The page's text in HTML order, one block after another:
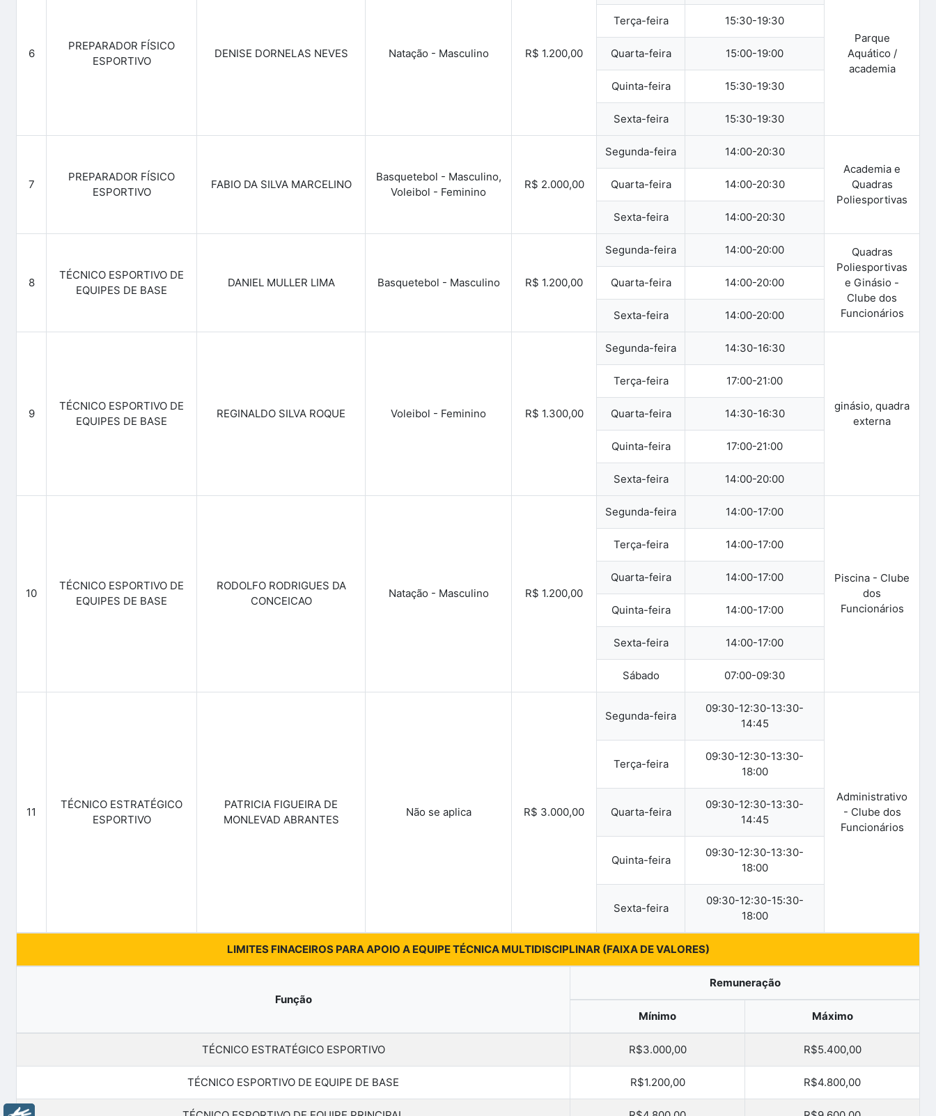
6
PREPARADOR FÍSICO
ESPORTIVO
DENISE DORNELAS NEVES Natação - Masculino R$ 1.200,00
Terça-feira 15:30-19:30
Quarta-feira 15:00-19:00
Quinta-feira 15:30-19:30
Sexta-feira 15:30-19:30
Parque
Aquático /
academia
7
PREPARADOR FÍSICO
ESPORTIVO
FABIO DA SILVA MARCELINO
Basquetebol - Masculino,
Voleibol - Feminino
R$ 2.000,00
Segunda-feira 14:00-20:30
Quarta-feira 14:00-20:30
Sexta-feira 14:00-20:30
Academia e
Quadras
Poliesportivas
8
TÉCNICO ESPORTIVO DE
EQUIPES DE BASE
DANIEL MULLER LIMA Basquetebol - Masculino R$ 1.200,00
Segunda-feira 14:00-20:00
Quarta-feira 14:00-20:00
Sexta-feira 14:00-20:00
Quadras
Poliesportivas
e Ginásio -
Clube dos
Funcionários
9
TÉCNICO ESPORTIVO DE
EQUIPES DE BASE
REGINALDO SILVA ROQUE Voleibol - Feminino R$ 1.300,00
Segunda-feira 14:30-16:30
Terça-feira 17:00-21:00
Quarta-feira 14:30-16:30
Quinta-feira 17:00-21:00
Sexta-feira 14:00-20:00
ginásio, quadra
externa
10
TÉCNICO ESPORTIVO DE
EQUIPES DE BASE
RODOLFO RODRIGUES DA
CONCEICAO
Natação - Masculino R$ 1.200,00
Segunda-feira 14:00-17:00
Terça-feira 14:00-17:00
Quarta-feira 14:00-17:00
Quinta-feira 14:00-17:00
Sexta-feira 14:00-17:00
Sábado 07:00-09:30
Piscina - Clube
dos
Funcionários
11
TÉCNICO ESTRATÉGICO
ESPORTIVO
PATRICIA FIGUEIRA DE
MONLEVAD ABRANTES
Não se aplica R$ 3.000,00
Segunda-feira
09:30-12:30-13:30-
14:45
Terça-feira
09:30-12:30-13:30-
18:00
Quarta-feira
09:30-12:30-13:30-
14:45
Quinta-feira
09:30-12:30-13:30-
18:00
Sexta-feira
09:30-12:30-15:30-
18:00
Administrativo
- Clube dos
Funcionários
LIMITES FINACEIROS PARA APOIO A EQUIPE TÉCNICA MULTIDISCIPLINAR (FAIXA DE VALORES)
Função
Remuneração
Mínimo Máximo
TÉCNICO ESTRATÉGICO ESPORTIVO R$3.000,00 R$5.400,00
TÉCNICO ESPORTIVO DE EQUIPE DE BASE R$1.200,00 R$4.800,00